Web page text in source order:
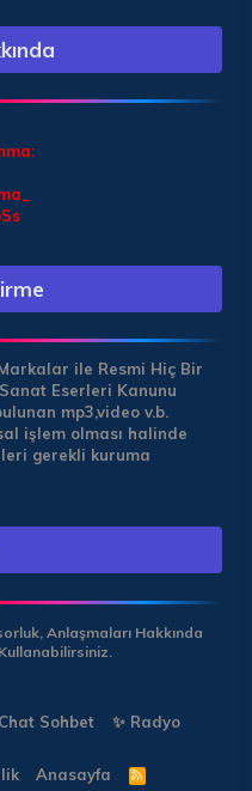
ile Resmi Hiç Bir
Eserleri Kanunu
mp3,video v.b.
işlem olması halinde
gerekli kuruma
Anlaşmaları Hakkında
Sohbet ✨ Radyo
Anasayfa
R